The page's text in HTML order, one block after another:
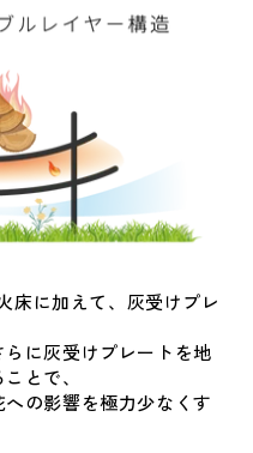
床に加えて、灰受けプレ
に灰受けプレートを地
とで、
の影響を極力少なくす